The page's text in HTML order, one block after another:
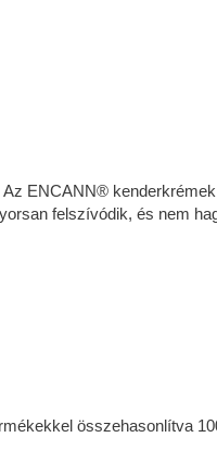
ENCANN®
felszívódik, és nem
összehasonlítva